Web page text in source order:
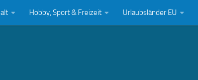
Hobby, Sport & Freizeit Urlaubsländer EU